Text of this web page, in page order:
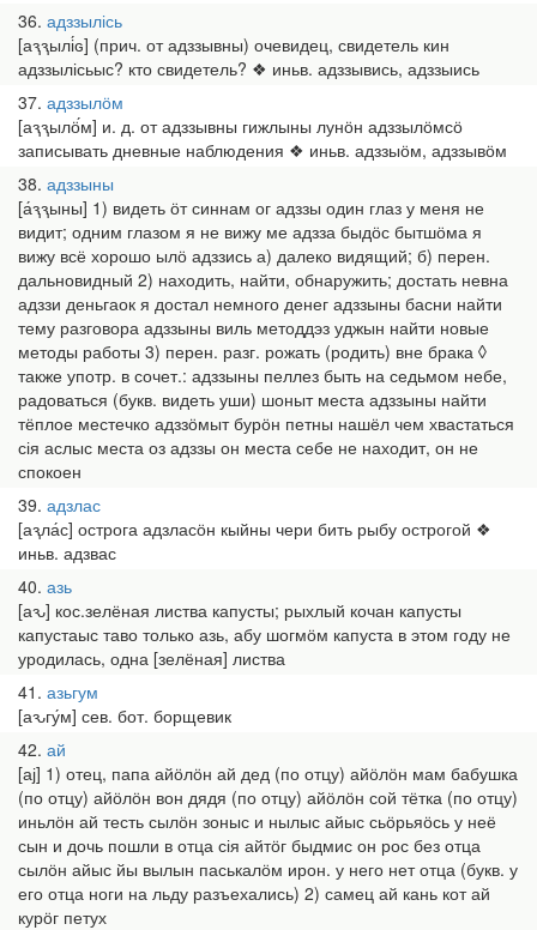
36 адззылісь
[аԇԇылі́ԍ] (прич. от адззывны) очевидец, свидетель кин
адззылісьыс? кто свидетель? ❖ иньв. адззывись, адззыись
37 адззылӧм
[аԇԇылӧ́м] и. д. от адззывны гижлыны лунӧн адззылӧмсӧ
записывать дневные наблюдения ❖ иньв. адззыӧм, адззывӧм
38 адззыны
[а́ԇԇыны] 1) видеть ӧт синнам ог адззы один глаз у меня не
видит; одним глазом я не вижу ме адзза быдӧс бытшӧма я
вижу всё хорошо ылӧ адззись а) далеко видящий; б) перен.
дальновидный 2) находить, найти, обнаружить; достать невна
адззи деньгаок я достал немного денег адззыны басни найти
тему разговора адззыны виль методдэз уджын найти новые
методы работы 3) перен. разг. рожать (родить) вне брака ◊
также употр. в сочет.: адззыны пеллез быть на седьмом небе,
радоваться (букв. видеть уши) шоныт места адззыны найти
тёплое местечко адззӧмыт бурӧн петны нашёл чем хвастаться
сія аслыс места оз адззы он места себе не находит, он не
спокоен
39 адзлас
[аԇла́с] острога адзласӧн кыйны чери бить рыбу острогой ❖
иньв. адзвас
40 азь
[аԅ] кос.зелёная листва капусты; рыхлый кочан капусты
капустаыс таво только азь, абу шогмӧм капуста в этом году не
уродилась, одна [зелёная] листва
41 азьгум
[аԅгу́м] сев. бот. борщевик
42 ай
[ај] 1) отец, папа айӧлӧн ай дед (по отцу) айӧлӧн мам бабушка
(по отцу) айӧлӧн вон дядя (по отцу) айӧлӧн сой тётка (по отцу)
иньлӧн ай тесть сылӧн зоныс и нылыс айыс сьӧрьяӧсь у неё
сын и дочь пошли в отца сія айтӧг быдмис он рос без отца
сылӧн айыс йы вылын паськалӧм ирон. у него нет отца (букв. у
его отца ноги на льду разъехались) 2) самец ай кань кот ай
курӧг петух